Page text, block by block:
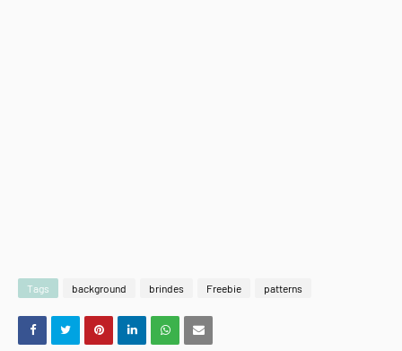
Tags background brindes Freebie patterns